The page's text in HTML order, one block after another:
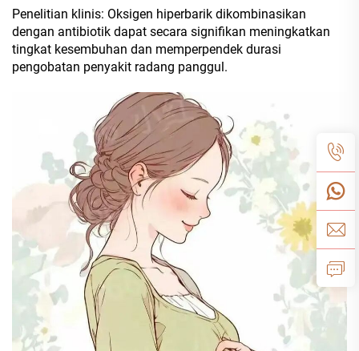
Penelitian klinis: Oksigen hiperbarik dikombinasikan
dengan antibiotik dapat secara signifikan meningkatkan
tingkat kesembuhan dan memperpendek durasi
pengobatan penyakit radang panggul.